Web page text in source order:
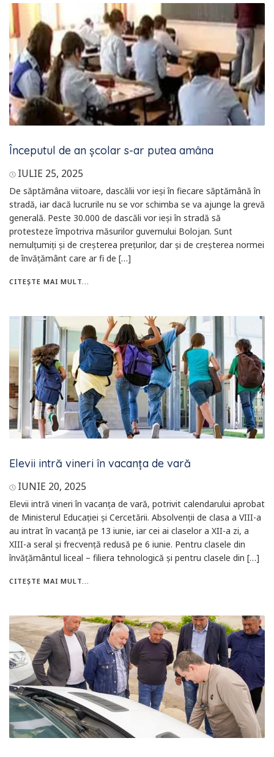
Începutul de an școlar s-ar putea amâna
IULIE 25, 2025
De săptămâna viitoare, dascălii vor ieși în fiecare săptămână în
stradă, iar dacă lucrurile nu se vor schimba se va ajunge la grevă
generală. Peste 30.000 de dascăli vor ieși în stradă să
protesteze împotriva măsurilor guvernului Bolojan. Sunt
nemulțumiți și de creșterea prețurilor, dar și de creșterea normei
de învățământ care ar fi de […]
CITEȘTE MAI MULT...
Elevii intră vineri în vacanţa de vară
IUNIE 20, 2025
Elevii intră vineri în vacanţa de vară, potrivit calendarului aprobat
de Ministerul Educaţiei şi Cercetării. Absolvenţii de clasa a VIII-a
au intrat în vacanţă pe 13 iunie, iar cei ai claselor a XII-a zi, a
XIII-a seral şi frecvenţă redusă pe 6 iunie. Pentru clasele din
învăţământul liceal – filiera tehnologică şi pentru clasele din […]
CITEȘTE MAI MULT...